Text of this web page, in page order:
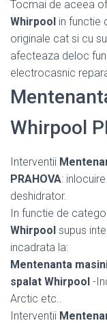
Tocmai de aceea
Whirpool in functie
originale cat si cu
afecteaza deloc
electrocasnic
Whirpool
Interventii
PRAHOVA:
deshidrator.
In functie de
Whirpool supus
incadrata la:
Mentenanta
spalat Whirpool -
Arctic etc..
Interventii